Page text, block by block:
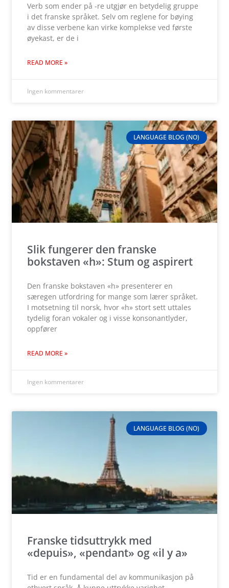
Verb som ender på -re utgjør en betydelig gruppe
i det franske språket. Selv om reglene for bøying
av disse verbene kan virke komplekse ved første
øyekast, er de i
READ MORE »
Ingen kommentarer
LANGUAGE BLOG (NO)
Slik fungerer den franske
bokstaven «h»: Stum og aspirert
Den franske bokstaven «h» presenterer en
særegen utfordring for mange som lærer språket.
I motsetning til norsk, hvor «h» stort sett uttales
tydelig foran vokaler og i visse konsonantlyder,
oppfører
READ MORE »
Ingen kommentarer
LANGUAGE BLOG (NO)
Franske tidsuttrykk med
«depuis», «pendant» og «il y a»
Tid er en fundamental del av kommunikasjon på